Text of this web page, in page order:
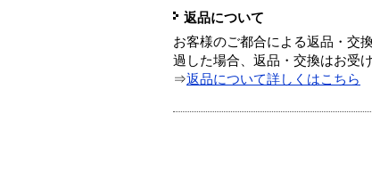
返品について
お客様のご都合による返品・交
過した場合、返品・交換はお受
⇒返品について詳しくはこちら